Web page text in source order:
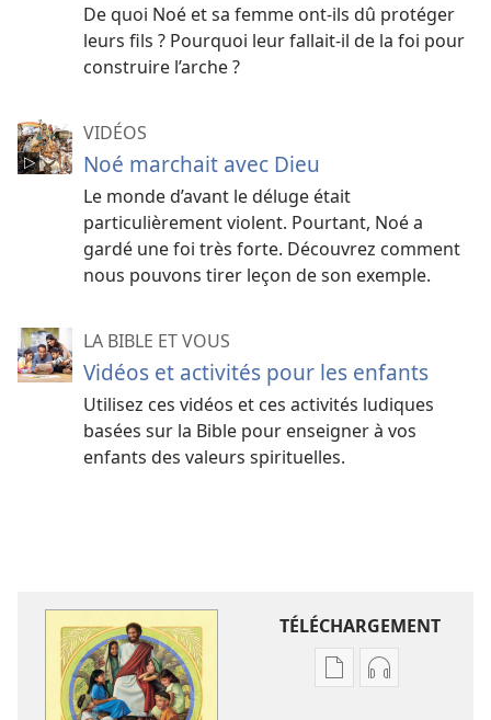
De quoi Noé et sa femme ont-ils dû protéger
leurs fils ? Pourquoi leur fallait-il de la foi pour
construire l’arche ?
VIDÉOS
Noé marchait avec Dieu
Le monde d’avant le déluge était
particulièrement violent. Pourtant, Noé a
gardé une foi très forte. Découvrez comment
nous pouvons tirer leçon de son exemple.
LA BIBLE ET VOUS
Vidéos et activités pour les enfants
Utilisez ces vidéos et ces activités ludiques
basées sur la Bible pour enseigner à vos
enfants des valeurs spirituelles.
TÉLÉCHARGEMENT
OptionsOptions